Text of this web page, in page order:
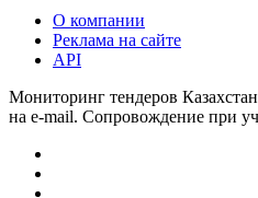
О компании
Реклама на сайте
API
Мониторинг тендеров
на e-mail. Сопровождение при